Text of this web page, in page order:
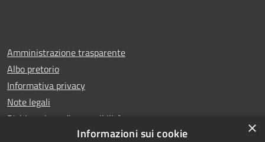
Amministrazione trasparente
Albo pretorio
Informativa privacy
Note legali
Dichiarazione di accessibilità
×
Informazioni sui cookie